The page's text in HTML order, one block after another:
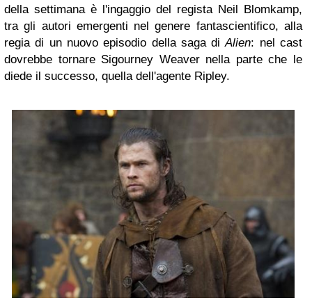
della settimana è l'ingaggio del regista Neil Blomkamp,
tra gli autori emergenti nel genere fantascientifico, alla
regia di un nuovo episodio della saga diAlien: nel cast
dovrebbe tornare Sigourney Weaver nella parte che le
diede il successo, quella dell'agente Ripley.